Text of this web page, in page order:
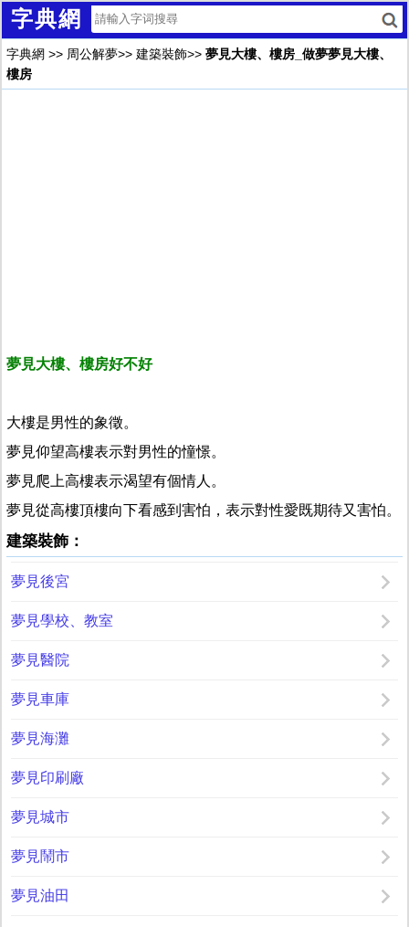
字典網
字典網 >> 周公解夢>> 建築裝飾>> 夢見大樓、樓房_做夢夢見大樓、
樓房
夢見大樓、樓房好不好
大樓是男性的象徵。
夢見仰望高樓表示對男性的憧憬。
夢見爬上高樓表示渴望有個情人。
夢見從高樓頂樓向下看感到害怕，表示對性愛既期待又害怕。
建築裝飾：
夢見後宮
夢見學校、教室
夢見醫院
夢見車庫
夢見海灘
夢見印刷廠
夢見城市
夢見鬧市
夢見油田